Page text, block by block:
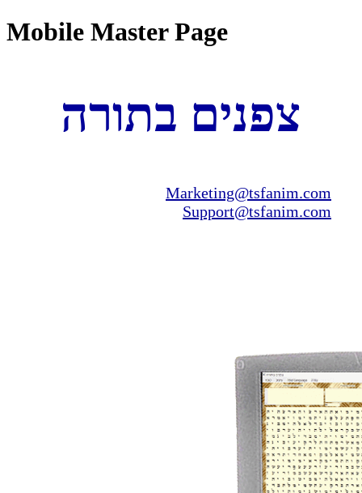
Mobile Master Page
צפנים בתורה
Marketing@tsfanim.com
Support@tsfanim.com